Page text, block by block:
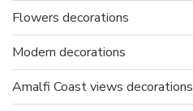
Flowers decorations
Modern decorations
Amalfi Coast views decorations